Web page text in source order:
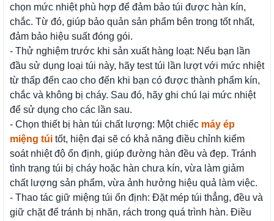
chọn mức nhiệt phù hợp để đảm bảo túi được hàn kín,
chắc. Từ đó, giúp bảo quản sản phẩm bên trong tốt nhất,
đảm bảo hiệu suất đóng gói.
- Thử nghiệm trước khi sản xuất hàng loạt: Nếu bạn lần
đầu sử dụng loại túi này, hãy test túi lần lượt với mức nhiệt
từ thấp đến cao cho đến khi bạn có được thành phẩm kín,
chắc và không bị cháy. Sau đó, hãy ghi chú lại mức nhiệt
để sử dụng cho các lần sau.
- Chọn thiết bị hàn túi chất lượng: Một chiếc máy ép
miệng túi tốt, hiện đại sẽ có khả năng điều chỉnh kiểm
soát nhiệt độ ổn định, giúp đường hàn đều và đẹp. Tránh
tình trạng túi bị cháy hoặc hàn chưa kín, vừa làm giảm
chất lượng sản phẩm, vừa ảnh hưởng hiệu quả làm việc.
- Thao tác giữ miệng túi ổn định: Đặt mép túi thẳng, đều và
giữ chặt để tránh bị nhăn, rách trong quá trình hàn. Điều